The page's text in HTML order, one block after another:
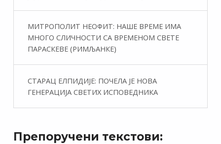
МИТРОПОЛИТ НЕОФИТ: НАШЕ ВРЕМЕ ИМА
МНОГО СЛИЧНОСТИ СА ВРЕМЕНОМ СВЕТЕ
ПАРАСКЕВЕ (РИМЉАНКЕ)
СТАРАЦ ЕЛПИДИЈЕ: ПОЧЕЛА ЈЕ НОВА
ГЕНЕРАЦИЈА СВЕТИХ ИСПОВЕДНИКА
Препоручени текстови: